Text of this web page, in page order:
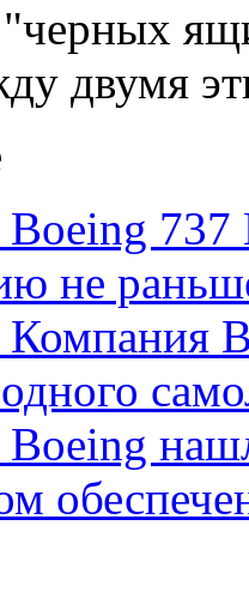
двумя
Boeing 737
не
Компания
Boeing